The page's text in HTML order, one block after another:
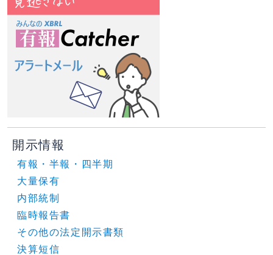
開示情報
有報・半報・四半期
大量保有
内部統制
臨時報告書
その他の法定開示書類
決算短信